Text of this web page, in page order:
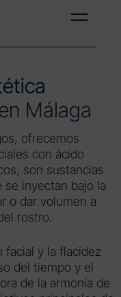
Málaga
ofrecemos
con ácido
son sustancias
se inyectan bajo la
o dar volumen a
rostro.
facial y la flacidez
del tiempo y el
de la armonía de